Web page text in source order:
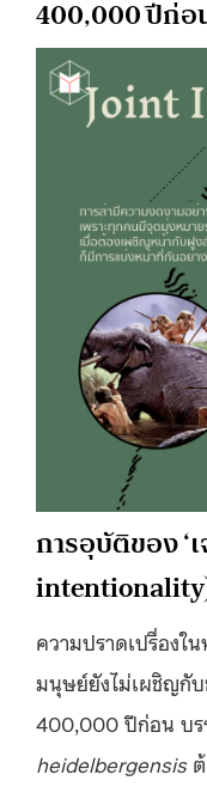
400,000 ปีก่อ
การอุบัติของ ‘
ความปราดเปรื่องใ
มนุษย์ยังไม่เผชิญกั
400,000 ปีก่อน บ
heidelbergensis